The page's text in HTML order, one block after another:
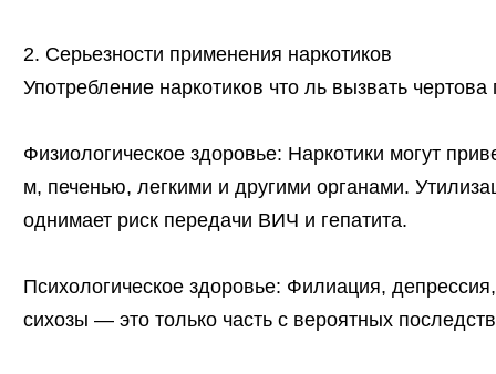
2. Серьезности применения наркотиков
Употребление наркотиков что ль вызвать
Физиологическое здоровье: Наркотики могут
м, печенью, легкими и другими органами.
однимает риск передачи ВИЧ и гепатита.
Психологическое здоровье: Филиация,
сихозы — это только часть с вероятных